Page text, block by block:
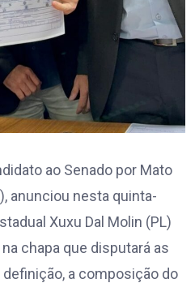
ao Senado por Mato
anunciou nesta quinta-
Xuxu Dal Molin (PL)
chapa que disputará as
a composição do